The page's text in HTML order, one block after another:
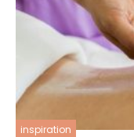
inspiration